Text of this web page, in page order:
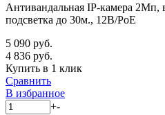
Антивандальная IP-камера
подсветка до 30м., 12В/PoE
5 090 руб.
4 836 руб.
Купить в 1 клик
Сравнить
В избранное
+-